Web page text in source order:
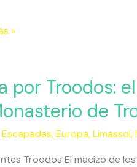
»
por Troodos:
de
Escapadas,Europa,Limassol,
Troodos El macizo de